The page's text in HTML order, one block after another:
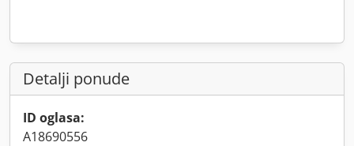
Detalji ponude
ID oglasa:
A18690556